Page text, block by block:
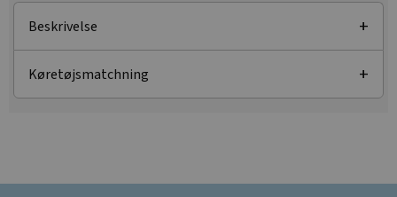
Beskrivelse
Køretøjsmatchning